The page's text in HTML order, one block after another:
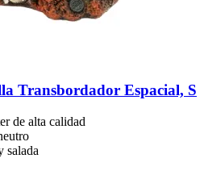
Transbordador Espacial, S
de alta calidad
salada